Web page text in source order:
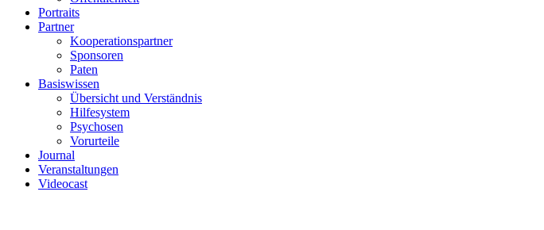
Portraits
Partner
Kooperationspartner
Sponsoren
Paten
Basiswissen
Übersicht und Verständnis
Hilfesystem
Psychosen
Vorurteile
Journal
Veranstaltungen
Videocast